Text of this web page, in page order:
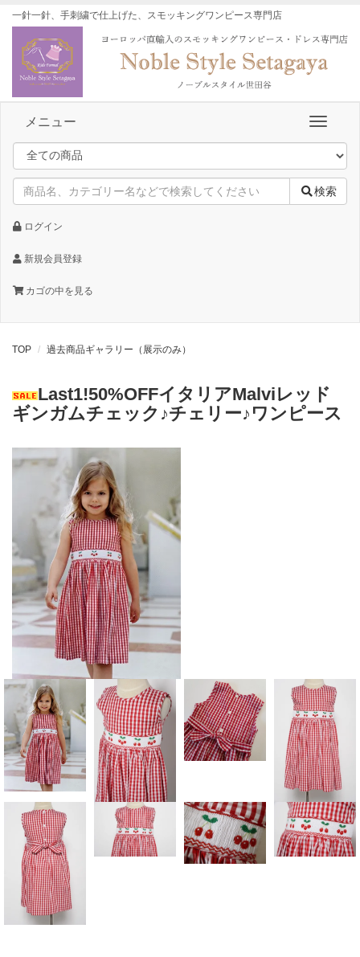
一針一針、手刺繍で仕上げた、スモッキングワンピース専門店
メニュー
検索
ログイン
新規会員登録
カゴの中を見る
TOP 過去商品ギャラリー（展示のみ）
Last1!50%OFFイタリアMalviレッド
ギンガムチェック♪チェリー♪ワンピース